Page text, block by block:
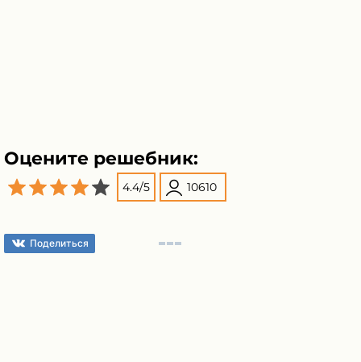
Оцените решебник:
4.4/5 10610
Поделиться